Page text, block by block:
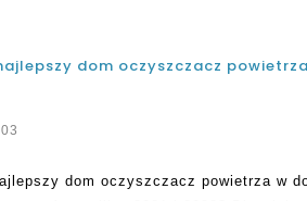
dom oczyszczacz powietrza w